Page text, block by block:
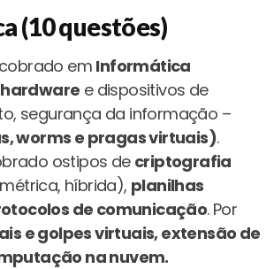
(10 questões)
em Informática
hardware e dispositivos de
segurança da informação –
worms e pragas virtuais).
ostipos de criptografia
híbrida), planilhas
de comunicação. Por
e golpes virtuais, extensão de
na nuvem.